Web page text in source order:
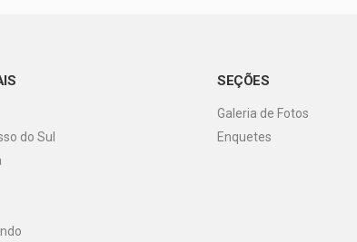
do Sul
SEÇÕES
Galeria de Fotos
Enquetes